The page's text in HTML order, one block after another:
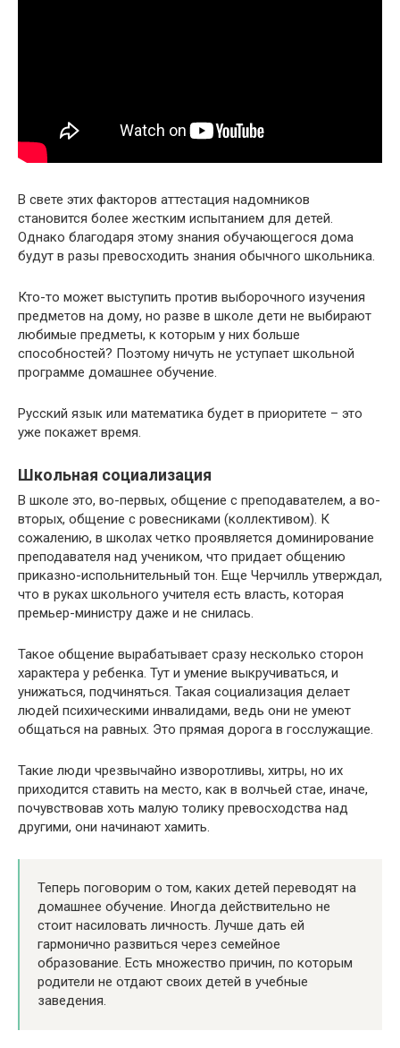
В свете этих факторов аттестация надомников
становится более жестким испытанием для детей.
Однако благодаря этому знания обучающегося дома
будут в разы превосходить знания обычного школьника.
Кто-то может выступить против выборочного изучения
предметов на дому, но разве в школе дети не выбирают
любимые предметы, к которым у них больше
способностей? Поэтому ничуть не уступает школьной
программе домашнее обучение.
Русский язык или математика будет в приоритете – это
уже покажет время.
Школьная социализация
В школе это, во-первых, общение с преподавателем, а во-
вторых, общение с ровесниками (коллективом). К
сожалению, в школах четко проявляется доминирование
преподавателя над учеником, что придает общению
приказно-испольнительный тон. Еще Черчилль утверждал,
что в руках школьного учителя есть власть, которая
премьер-министру даже и не снилась.
Такое общение вырабатывает сразу несколько сторон
характера у ребенка. Тут и умение выкручиваться, и
унижаться, подчиняться. Такая социализация делает
людей психическими инвалидами, ведь они не умеют
общаться на равных. Это прямая дорога в госслужащие.
Такие люди чрезвычайно изворотливы, хитры, но их
приходится ставить на место, как в волчьей стае, иначе,
почувствовав хоть малую толику превосходства над
другими, они начинают хамить.
Теперь поговорим о том, каких детей переводят на
домашнее обучение. Иногда действительно не
стоит насиловать личность. Лучше дать ей
гармонично развиться через семейное
образование. Есть множество причин, по которым
родители не отдают своих детей в учебные
заведения.